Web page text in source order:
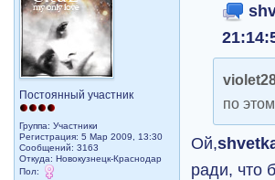
Постоянный участник
Группа: Участники
Регистрация: 5 Мар 2009, 13:30
Сообщений: 3163
Откуда: Новокузнецк-Краснодар
Пол:
по
Ой,
ради, что